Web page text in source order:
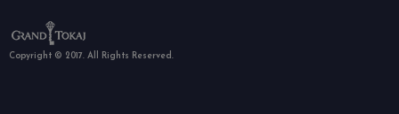
Copyright © 2017. All Rights Reserved.